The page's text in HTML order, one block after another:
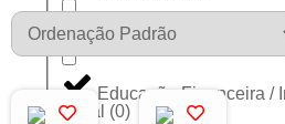
Dólar(0)
Educação Financeira /
Geral (0)